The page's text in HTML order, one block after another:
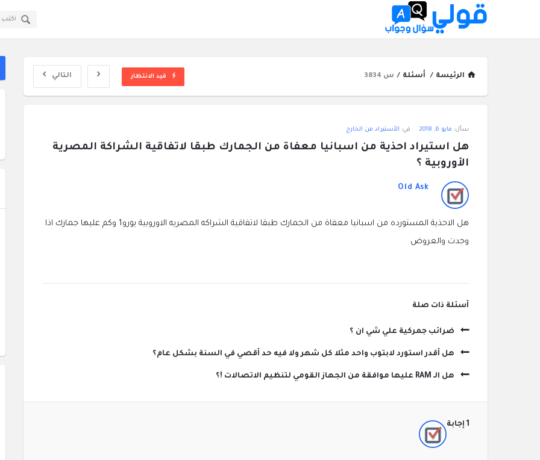
قولي
سؤال
وجواب
القائمة
الرئيسة / أسئلة / س 3834 التالي قيد الانتظار
سؤال
وجواب
الاحدث
أسئلة
سأل: مايو 6, 2018 في: الأستيراد من الخارج
الأوروبية ؟
Old Ask
هل الاحذية المستورده من اسبانيا معفاة من الجمارك طبقا لاتفاقية الشراكه المصريه الاوروبية يورو1 وكم عليها جمارك اذا
وجدت والعروض
‫أسئلة ذات صلة
ضرائب جمركية علي شي ان ؟
هل أقدر استورد لابتوب واحد مثلا كل شهر ولا فيه حد أقصي في السنة بشكل عام؟
هل الـ RAM عليها موافقة من الجهاز القومي لتنظيم الاتصالات !؟
‫1 إجابة